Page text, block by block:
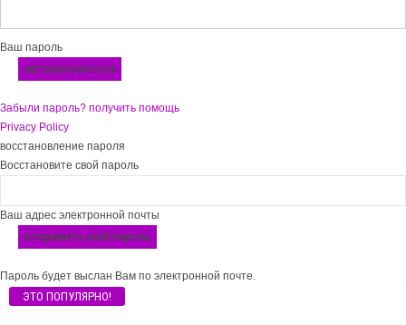
Ваш пароль
Забыли пароль? получить помощь
Privacy Policy
восстановление пароля
Восстановите свой пароль
Ваш адрес электронной почты
Пароль будет выслан Вам по электронной почте.
ЭТО ПОПУЛЯРНО!